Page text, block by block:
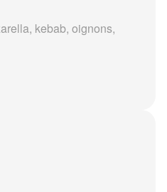
kebab, oignons,